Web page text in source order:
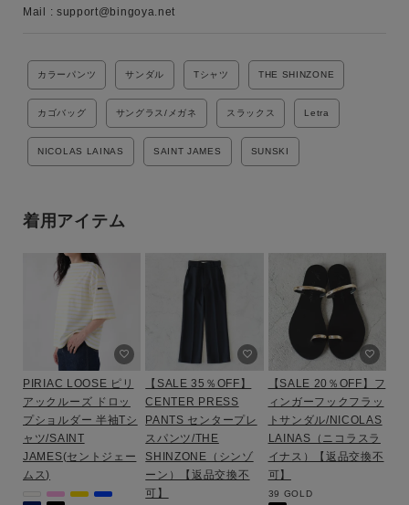
サイズ
ブランド
Mail : support@bingoya.net
カラーパンツ サンダル Tシャツ THE SHINZONE
カゴバッグ サングラス/メガネ スラックス Letra
NICOLAS LAINAS SAINT JAMES SUNSKI
着用アイテム
PIRIAC LOOSE ピリ
アックルーズ ドロッ
プショルダー 半袖Tシ
ャツ/SAINT
JAMES(セントジェー
ムス)
【SALE 35％OFF】
CENTER PRESS
PANTS センタープレ
スパンツ/THE
SHINZONE（シンゾ
ーン）【返品交換不
可】
【SALE 20％OFF】フ
ィンガーフックフラッ
トサンダル/NICOLAS
LAINAS（ニコラスラ
イナス）【返品交換不
可】
39 GOLD